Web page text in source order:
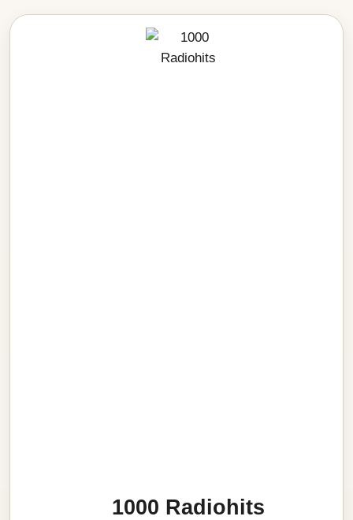
1000 Radiohits